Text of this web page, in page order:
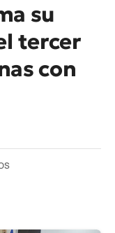
su
tercer
con